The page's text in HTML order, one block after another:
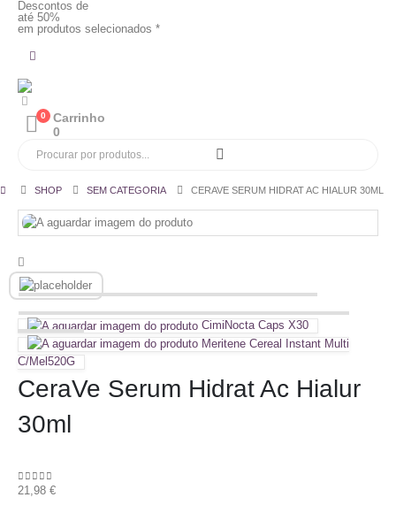
Descontos de
até 50%
em produtos selecionados *
0
Carrinho
0
SHOP SEM CATEGORIA CERAVE SERUM HIDRAT AC HIALUR 30ML
CimiNocta Caps X30
Meritene Cereal Instant Multi
C/Mel520G
CeraVe Serum Hidrat Ac Hialur
30ml
0out of 5
21,98 €